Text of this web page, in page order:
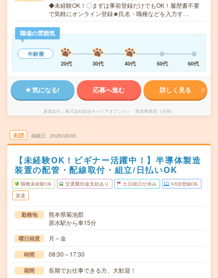
◆未経験OK！〇まずは事前登録だけでもOK！履歴書不要
で気軽にオンライン登録★氏名・職種などを入力す…
職場の雰囲気
年齢層
20代
30代 40代 50代 60代
気になる! 応募へ進む 詳しく見る
派遣会社 株式会社綜合キャリアオプション 製造事業部（全国）
未読 掲載日 2026/08/05
【未経験OK！ビギナー活躍中！】半導体製造
装置の配管・配線取付・組立/日払いOK
職種未経験OK 交通費別途支給あり 土日祝日が休み WEB登録OK
派遣
勤務地
熊本県菊池郡
原水駅から車15分
曜日頻度 月～金
時間 08:30～17:30
期間 長期でお仕事できる方、大歓迎！